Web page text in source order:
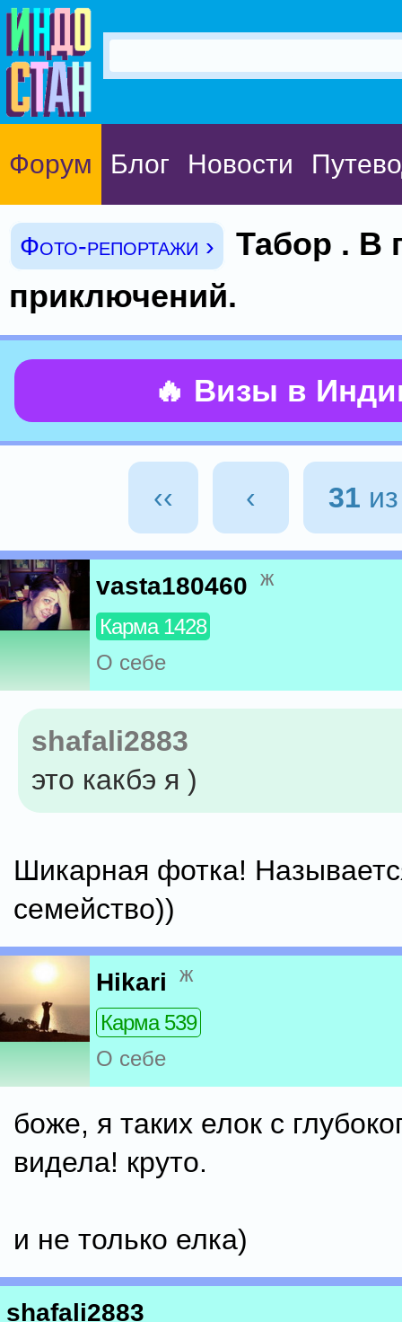
Форум Блог Новости
Фото-репортажи ›
Табор . В
приключений.
🔥 Визы в
‹‹ ‹ 31
vasta180460 ж
Карма 1428
О себе
shafali2883
это какбэ я )
Шикарная фотка!
семейство))
Hikari ж
Карма 539
О себе
боже, я таких елок с
видела! круто.
и не только елка)
shafali2883